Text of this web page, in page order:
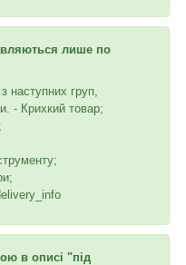
лише по
наступних груп,
- Крихкий товар;
в описі "під